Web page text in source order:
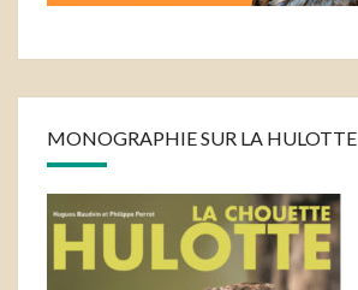
MONOGRAPHIE SUR LA HULOTTE